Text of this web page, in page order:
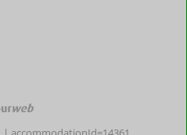
TourWeb